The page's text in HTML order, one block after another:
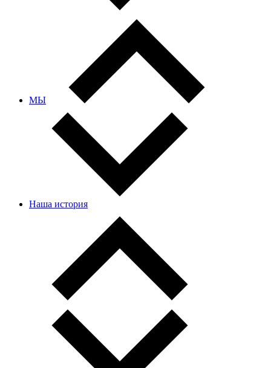
МЫ
Наша история